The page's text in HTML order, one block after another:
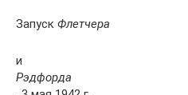
Запуск Флетчера
и
Рэдфорда